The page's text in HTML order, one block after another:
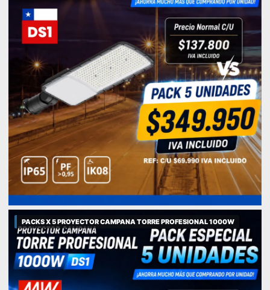
PACKS X 5 PROYECTOR CAMPANA TORRE PROFESIONAL 1000W